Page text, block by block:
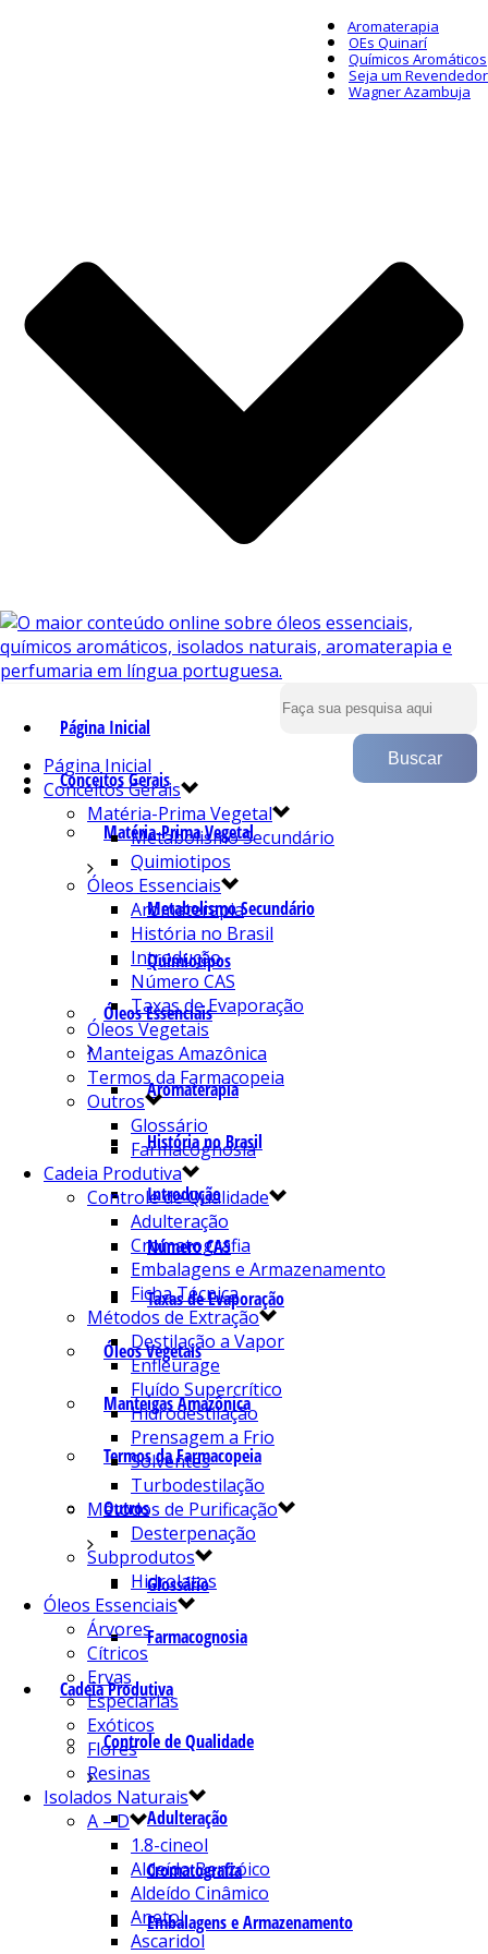
Aromaterapia
OEs Quinarí
Químicos Aromáticos
Seja um Revendedor
Wagner Azambuja
Página Inicial
Conceitos Gerais
Matéria-Prima Vegetal
Metabolismo Secundário
Quimiotipos
Óleos Essenciais
Aromaterapia
História no Brasil
Introdução
Número CAS
Taxas de Evaporação
Óleos Vegetais
Manteigas Amazônica
Termos da Farmacopeia
Outros
Glossário
Farmacognosia
Cadeia Produtiva
Controle de Qualidade
Adulteração
Cromatografia
Embalagens e Armazenamento
Página Inicial
Conceitos Gerais
Matéria-Prima Vegetal
Metabolismo Secundário
Quimiotipos
Óleos Essenciais
Aromaterapia
História no Brasil
Introdução
Número CAS
Taxas de Evaporação
Óleos Vegetais
Manteigas Amazônica
Termos da Farmacopeia
Outros
Glossário
Farmacognosia
Cadeia Produtiva
Controle de Qualidade
Adulteração
Cromatografia
Embalagens e Armazenamento
Ficha Técnica
Métodos de Extração
Destilação a Vapor
Enfleurage
Fluído Supercrítico
Hidrodestilação
Prensagem a Frio
Solventes
Turbodestilação
Métodos de Purificação
Desterpenação
Subprodutos
Hidrolatos
Óleos Essenciais
Árvores
Cítricos
Ervas
Especiarias
Exóticos
Flores
Resinas
Isolados Naturais
A – D
1.8-cineol
Aldeído Benzóico
Aldeído Cinâmico
Anetol
Ascaridol